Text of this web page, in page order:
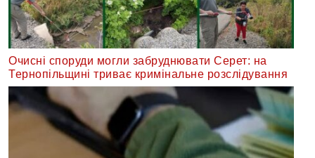
Очисні споруди могли забруднювати Серет: на
Тернопільщині триває кримінальне розслідування